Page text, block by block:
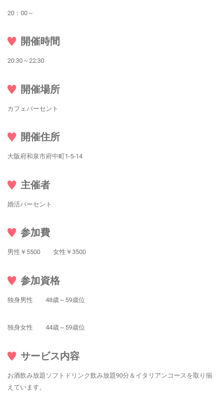
20：00～
開催時間
20:30～22:30
開催場所
カフェパーセント
開催住所
大阪府和泉市府中町1-5-14
主催者
婚活パーセント
参加費
男性￥5500 女性￥3500
参加資格
独身男性 48歳～59歳位
独身女性 44歳～59歳位
サービス内容
お酒飲み放題ソフトドリンク飲み放題90分＆イタリアンコースを取り揃
えています。